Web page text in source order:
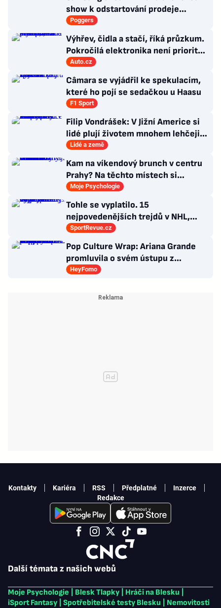
show k odstartování prodeje
nových produktů
Poggers
Výhřev, čidla a stačí, říká průzkum.
Pokročilá elektronika není prioritou
zákazníků
Auto.cz
Câmara se vyjádřil ke spekulacím,
které ho pojí se sedačkou u Haasu
F1 Sport
Filip Vondrášek: V Jižní Americe si
lidé plují životem mnohem lehčeji,
věci tolik neřeší
Lidé a země
Kam na víkendový brunch v centru
Prahy? Na těchto místech si
dlouhou snídani užívají i místní
Moje Psychologie
Tohle se vyplatilo. 15
nejpovedenějších trejdů v NHL,
které byly upečeny na poslední
SportRevue.cz
Pop Culture Wrap: Ariana Grande
promluvila o svém ústupu z
veřejného života a Sophia z
HeyFomo
Další témata z našich webů
Moje Psychologie Blesk Tlapky Hráči na Blesku
iSport Fantasy
Spotřebitelské testy Blesku
Nemovitosti
Kontakty Kariéra RSS Předplatné
Inzerce
Redakce